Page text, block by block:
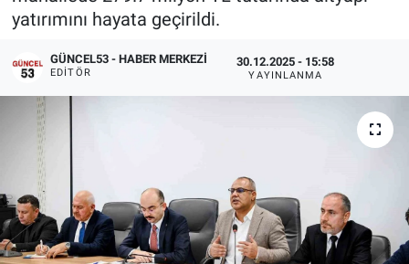
yatırımını hayata geçirildi.
GÜNCEL53 - HABER MERKEZI
EDITÖR
30.12.2025 - 15:58
YAYINLANMA